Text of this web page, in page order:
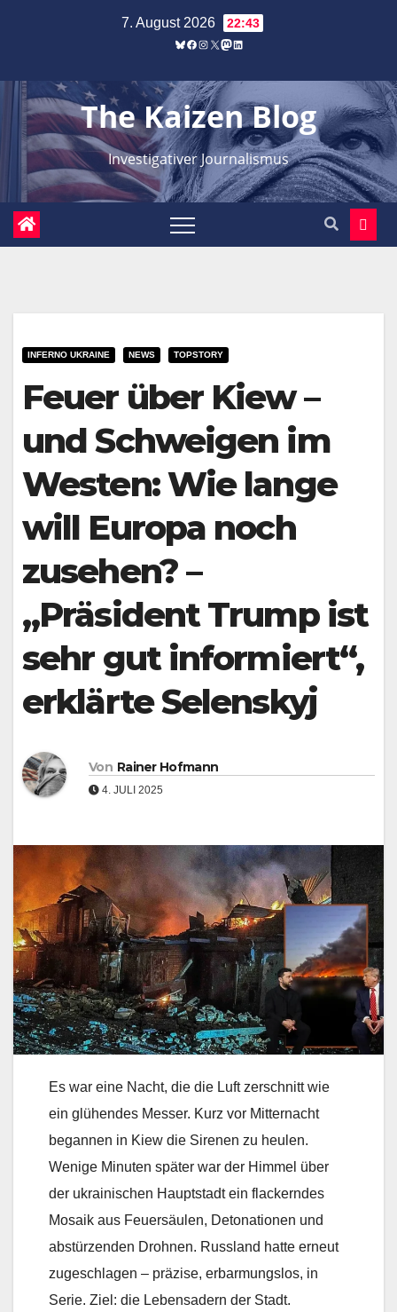
7. August 2026 22:43
Bluesky
Facebook
Instagram
X Mastodon
LinkedIn
The Kaizen Blog
Investigativer Journalismus
INFERNO UKRAINE NEWS TOPSTORY
Feuer über Kiew –
und Schweigen im
Westen: Wie lange
will Europa noch
zusehen? –
„Präsident Trump ist
sehr gut informiert“,
erklärte Selenskyj
Von Rainer Hofmann
4. JULI 2025
Es war eine Nacht, die die Luft zerschnitt wie
ein glühendes Messer. Kurz vor Mitternacht
begannen in Kiew die Sirenen zu heulen.
Wenige Minuten später war der Himmel über
der ukrainischen Hauptstadt ein flackerndes
Mosaik aus Feuersäulen, Detonationen und
abstürzenden Drohnen. Russland hatte erneut
zugeschlagen – präzise, erbarmungslos, in
Serie. Ziel: die Lebensadern der Stadt.